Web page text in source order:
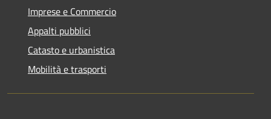
Imprese e Commercio
Appalti pubblici
Catasto e urbanistica
Mobilità e trasporti